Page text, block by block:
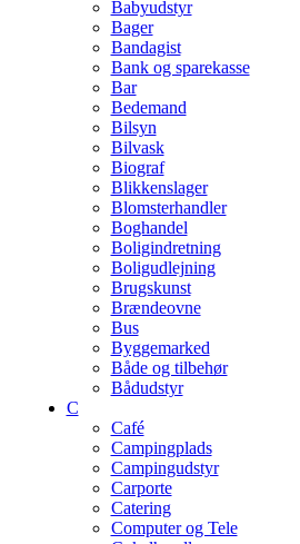
Babyudstyr
Bager
Bandagist
Bank og sparekasse
Bar
Bedemand
Bilsyn
Bilvask
Biograf
Blikkenslager
Blomsterhandler
Boghandel
Boligindretning
Boligudlejning
Brugskunst
Brændeovne
Bus
Byggemarked
Både og tilbehør
Bådudstyr
C
Café
Campingplads
Campingudstyr
Carporte
Catering
Computer og Tele